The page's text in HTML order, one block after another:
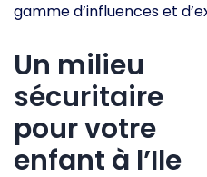
gamme d’influences et
Un milieu
sécuritaire
pour votre
enfant à l’Ile